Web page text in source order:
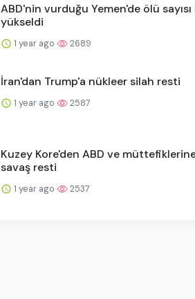
ABD'nin vurduğu Yemen'de ölü sayısı
yükseldi
1 year ago 2689
İran'dan Trump'a nükleer silah resti
1 year ago 2587
Kuzey Kore'den ABD ve
savaş resti
1 year ago 2537